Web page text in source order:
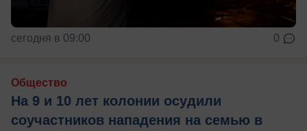
сегодня в 09:00 0
Общество
На 9 и 10 лет колонии осудили
соучастников нападения на семью в